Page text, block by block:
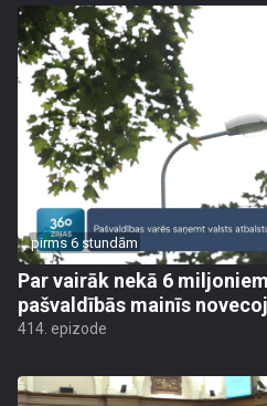
pirms 6 stundām
Par vairāk nekā 6
pašvaldībās mainīs
414. epizode